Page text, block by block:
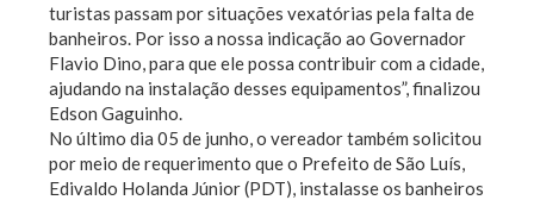
turistas passam por situações vexatórias pela falta de
banheiros. Por isso a nossa indicação ao Governador
Flavio Dino, para que ele possa contribuir com a cidade,
ajudando na instalação desses equipamentos”, finalizou
Edson Gaguinho.
No último dia 05 de junho, o vereador também solicitou
por meio de requerimento que o Prefeito de São Luís,
Edivaldo Holanda Júnior (PDT), instalasse os banheiros